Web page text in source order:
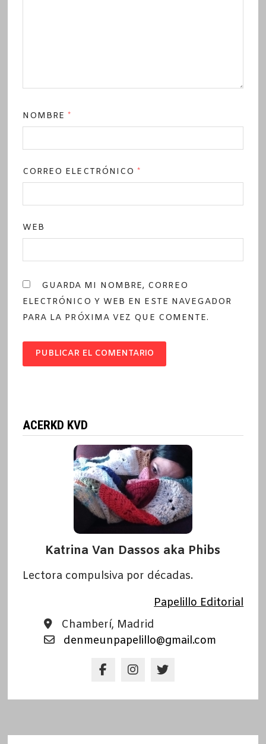
NOMBRE*
CORREO ELECTRÓNICO*
WEB
GUARDA MI NOMBRE, CORREO
ELECTRÓNICO Y WEB EN ESTE NAVEGADOR
PARA LA PRÓXIMA VEZ QUE COMENTE.
ACERKD KVD
Katrina Van Dassos aka Phibs
Lectora compulsiva por décadas.
Papelillo Editorial
Chamberí, Madrid
denmeunpapelillo@gmail.com